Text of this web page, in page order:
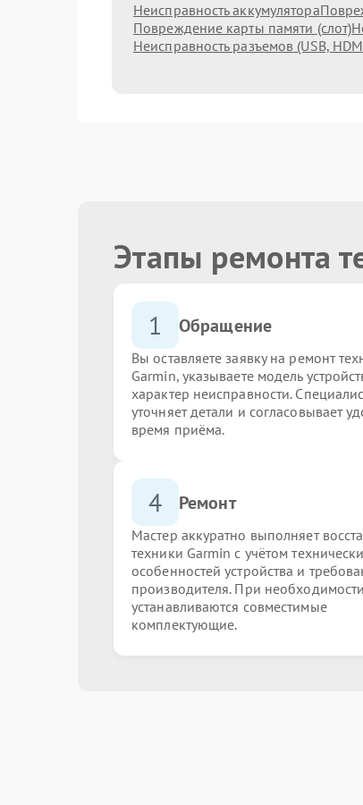
Неисправность аккумулятора
Повреждение карты памяти (слот)
Неисправность разъемов (USB,
Этапы ремонта
1 Обращение
Вы оставляете заявку на ремонт
Garmin, указываете модель
характер неисправности.
уточняет детали и согласовывает
время приёма.
4 Ремонт
Мастер аккуратно выполняет
техники Garmin с учётом
особенностей устройства и
производителя. При необходимости
устанавливаются совместимые
комплектующие.